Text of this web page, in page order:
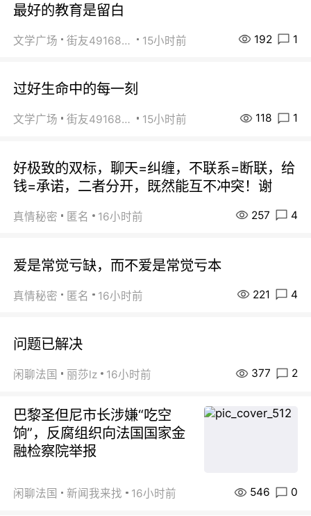
最好的教育是留白
文学广场 街友49168527 15小时前 192 1
过好生命中的每一刻
文学广场 街友49168527 15小时前 118 1
好极致的双标，聊天=纠缠，不联系=断联，给
钱=承诺，二者分开，既然能互不冲突！谢
真情秘密 匿名 16小时前 257 4
爱是常觉亏缺，而不爱是常觉亏本
真情秘密 匿名 16小时前 221 4
问题已解决
闲聊法国 丽莎lz 16小时前 377 2
巴黎圣但尼市长涉嫌“吃空
饷”，反腐组织向法国国家金
融检察院举报
闲聊法国 新闻我来找 16小时前 546 0